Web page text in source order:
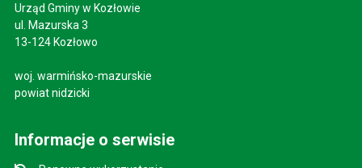
Urząd Gminy w Kozłowie
ul. Mazurska 3
13-124 Kozłowo
woj. warmińsko-mazurskie
powiat nidzicki
Informacje o serwisie